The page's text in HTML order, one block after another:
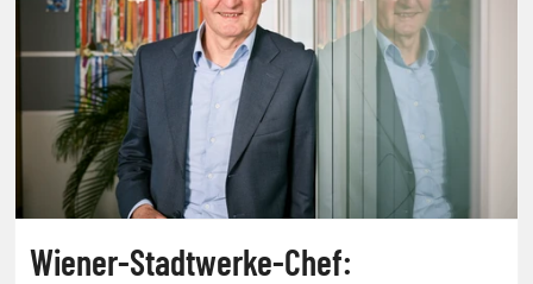
Wiener-Stadtwerke-Chef: